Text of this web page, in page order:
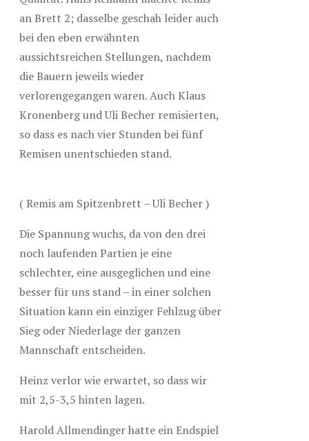
an Brett 2; dasselbe geschah leider auch
bei den eben erwähnten
aussichtsreichen Stellungen, nachdem
die Bauern jeweils wieder
verlorengegangen waren. Auch Klaus
Kronenberg und Uli Becher remisierten,
so dass es nach vier Stunden bei fünf
Remisen unentschieden stand.
( Remis am Spitzenbrett – Uli Becher )
Die Spannung wuchs, da von den drei
noch laufenden Partien je eine
schlechter, eine ausgeglichen und eine
besser für uns stand – in einer solchen
Situation kann ein einziger Fehlzug über
Sieg oder Niederlage der ganzen
Mannschaft entscheiden.
Heinz verlor wie erwartet, so dass wir
mit 2,5-3,5 hinten lagen.
Harold Allmendinger hatte ein Endspiel